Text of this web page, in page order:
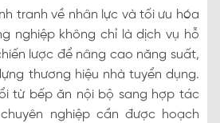
tranh về nhân lực và tối ưu hóa
nghiệp không chỉ là dịch vụ hỗ
lược để nâng cao năng suất,
thương hiệu nhà tuyển dụng.
từ bếp ăn nội bộ sang hợp tác
nghiệp cần được hoạch